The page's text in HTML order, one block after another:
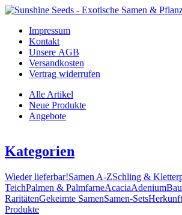
Impressum
Kontakt
Unsere AGB
Versandkosten
Vertrag widerrufen
Alle Artikel
Neue Produkte
Angebote
Kategorien
Wieder lieferbar!Samen A-ZSchling &
TeichPalmen & PalmfarneAcaciaAdenium
RaritätenGekeimte SamenSamen-SetsHerkunft
Produkte